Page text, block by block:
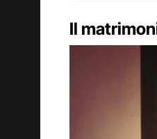
Il